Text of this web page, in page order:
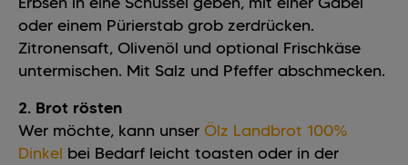
oder einem Pürierstab grob zerdrücken.
Zitronensaft, Olivenöl und optional Frischkäse
untermischen. Mit Salz und Pfeffer abschmecken.
2. Brot rösten
Wer möchte, kann unser Ölz Landbrot 100%
Dinkel bei Bedarf leicht toasten oder in der